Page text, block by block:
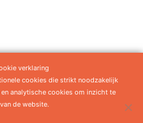
Algemene voorwaarden
verklaring
cookies die strikt noodzakelijk
analytische cookies om inzicht te
de website.